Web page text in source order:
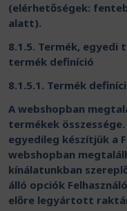
(elérhetőségek:
alatt).
8.1.5. Termék, egyedi
termék definíció
8.1.5.1. Termék
A webshopban
termékek
egyedileg készítjük a
webshopban
kínálatunkban
álló opciók
előre legyártott